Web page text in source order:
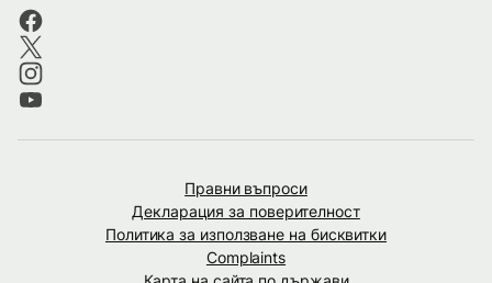
Правни въпроси
Декларация за поверителност
Политика за използване на бисквитки
Complaints